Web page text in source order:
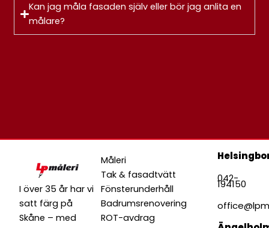
Kan jag måla fasaden själv eller bör jag anlita en
målare?
I över 35 år har vi
satt färg på
Skåne – med
Måleri
Tak & fasadtvätt
Fönsterunderhåll
Badrumsrenovering
ROT-avdrag
042-
194150